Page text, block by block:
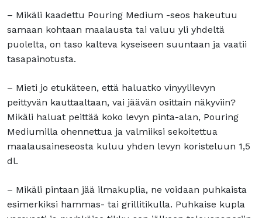
– Mikäli kaadettu Pouring Medium -seos hakeutuu
samaan kohtaan maalausta tai valuu yli yhdeltä
puolelta, on taso kalteva kyseiseen suuntaan ja vaatii
tasapainotusta.
– Mieti jo etukäteen, että haluatko vinyylilevyn
peittyvän kauttaaltaan, vai jäävän osittain näkyviin?
Mikäli haluat peittää koko levyn pinta-alan, Pouring
Mediumilla ohennettua ja valmiiksi sekoitettua
maalausaineseosta kuluu yhden levyn koristeluun 1,5
dl.
– Mikäli pintaan jää ilmakuplia, ne voidaan puhkaista
esimerkiksi hammas- tai grillitikulla. Puhkaise kupla